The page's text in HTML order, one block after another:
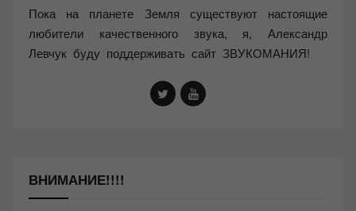
Пока на планете Земля существуют настоящие
любители качественного звука, я, Александр
Левчук буду поддерживать сайт ЗВУКОМАНИЯ!
ВНИМАНИЕ!!!!